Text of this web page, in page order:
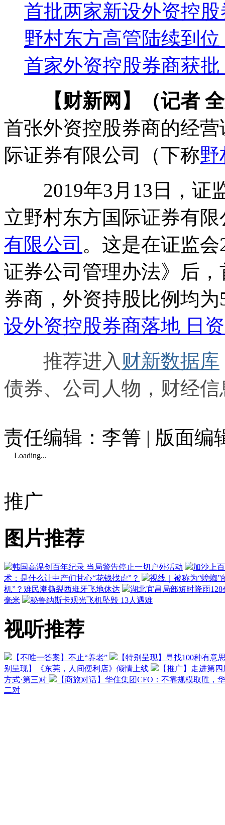
首批两家新设外资控
野村东方高管陆续到
首家外资控股券商获批
【财新网】（记者
首张外资控股券商的经
际证券有限公司（下称野
2019年3月13日，证
立野村东方国际证券有限
有限公司 。这是在证监
证券公司管理办法》后
券商，外资持股比例均为
设外资控股券商落地 日
推荐进入 财新数据库
债券、公司人物，财经
责任编辑：李箐 | 版面编
Loading...
推广
图片推荐
韩国高温创百年纪录 当局警告停止一切户外活动
加沙上
术：是什么让中产们甘心“花钱找虐”？
视线｜被称为“蟑螂
机”？难民潮撕裂西班牙飞地休达
湖北宜昌局部短时降雨
毫米
秘鲁纳斯卡观光飞机坠毁 13人遇难
视听推荐
【不唯一答案】不止“养老”
【特别呈现】寻找100种有意
别呈现】《东莞，人间便利店》倾情上线
【推广】走进第
方式·第三对
【商旅对话】华住集团CFO：不靠规模取胜，
二对